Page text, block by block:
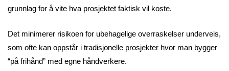
grunnlag for å vite hva prosjektet faktisk vil koste.
Det minimerer risikoen for ubehagelige overraskelser underveis,
som ofte kan oppstår i tradisjonelle prosjekter hvor man bygger
“på frihånd” med egne håndverkere.